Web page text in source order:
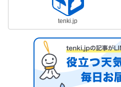
tenki.jp